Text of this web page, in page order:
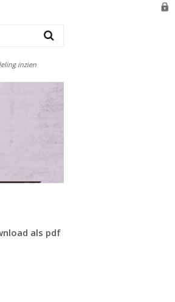
inzien
als pdf